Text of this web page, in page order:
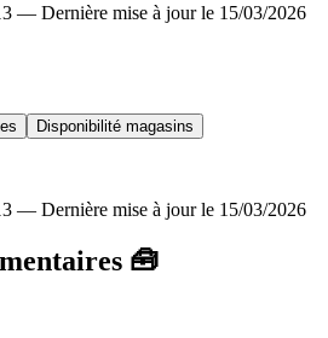
— Dernière mise à jour le 15/03/2026
Disponibilité magasins
— Dernière mise à jour le 15/03/2026
🧰